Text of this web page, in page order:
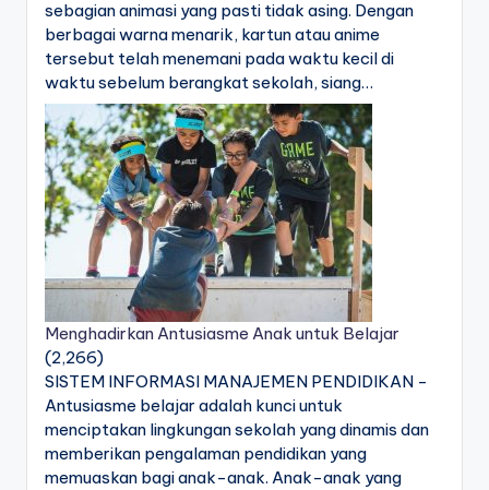
sebagian animasi yang pasti tidak asing. Dengan
berbagai warna menarik, kartun atau anime
tersebut telah menemani pada waktu kecil di
waktu sebelum berangkat sekolah, siang…
Menghadirkan Antusiasme Anak untuk Belajar
(2,266)
SISTEM INFORMASI MANAJEMEN PENDIDIKAN -
Antusiasme belajar adalah kunci untuk
menciptakan lingkungan sekolah yang dinamis dan
memberikan pengalaman pendidikan yang
memuaskan bagi anak-anak. Anak-anak yang